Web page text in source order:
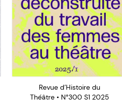
Revue d’Histoire du
Théâtre • N°300 S1 2025